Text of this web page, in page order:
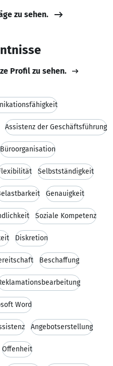
zu sehen.
Profil zu sehen.
Assistenz der Geschäftsführung
Büroorganisation
Selbstständigkeit
Genauigkeit
Soziale Kompetenz
Diskretion
Beschaffung
Word
Angebotserstellung
Offenheit